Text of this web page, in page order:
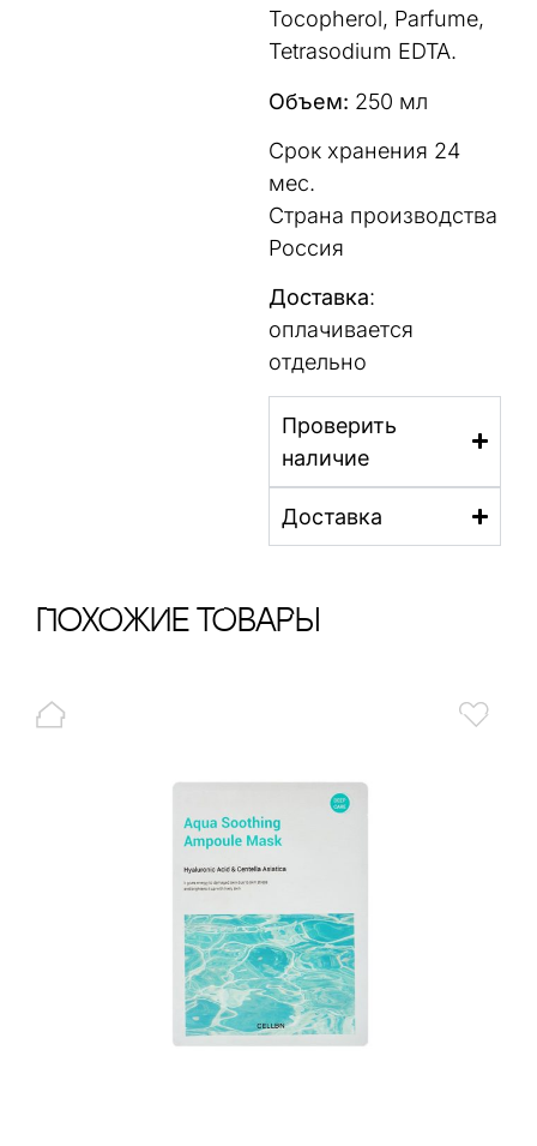
Tocopherol, Parfume,
Tetrasodium EDTA.
Объем: 250 мл
Срок хранения 24
мес.
Страна производства
Россия
Доставка:
оплачивается
отдельно
Проверить
наличие
Доставка
ПохОжИе тОваРы